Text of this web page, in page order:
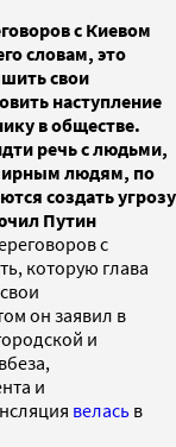
с Киевом
словам, это
свои
наступление
в обществе.
речь с людьми,
людям, по
создать угрозу
Путин
с
которую глава
он заявил в
и
и
велась в